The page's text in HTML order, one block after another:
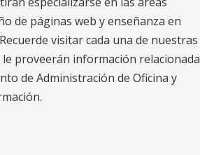
de páginas web y enseñanza en
visitar cada una de nuestras
le proveerán información relacionada
de Administración de Oficina y